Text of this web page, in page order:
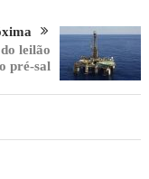
leilão
pré-sal